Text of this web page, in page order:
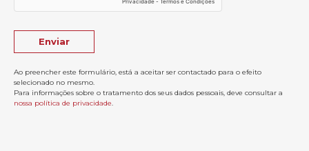
Ao preencher este formulário, está a aceitar ser contactado para o efeito
selecionado no mesmo.
Para informações sobre o tratamento dos seus dados pessoais, deve consultar a
nossa política de privacidade.